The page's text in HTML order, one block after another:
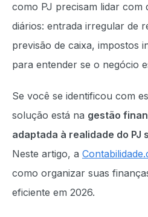
como PJ precisam lidar com
diários: entrada irregular de
previsão de caixa, impostos
para entender se o negócio
Se você se identificou com
solução está na gestão
adaptada à realidade do PJ
Neste artigo, a
como organizar suas
eficiente em 2026.